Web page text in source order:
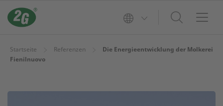
Startseite Referenzen
Die Energieentwicklung der Molkerei
Fienilnuovo